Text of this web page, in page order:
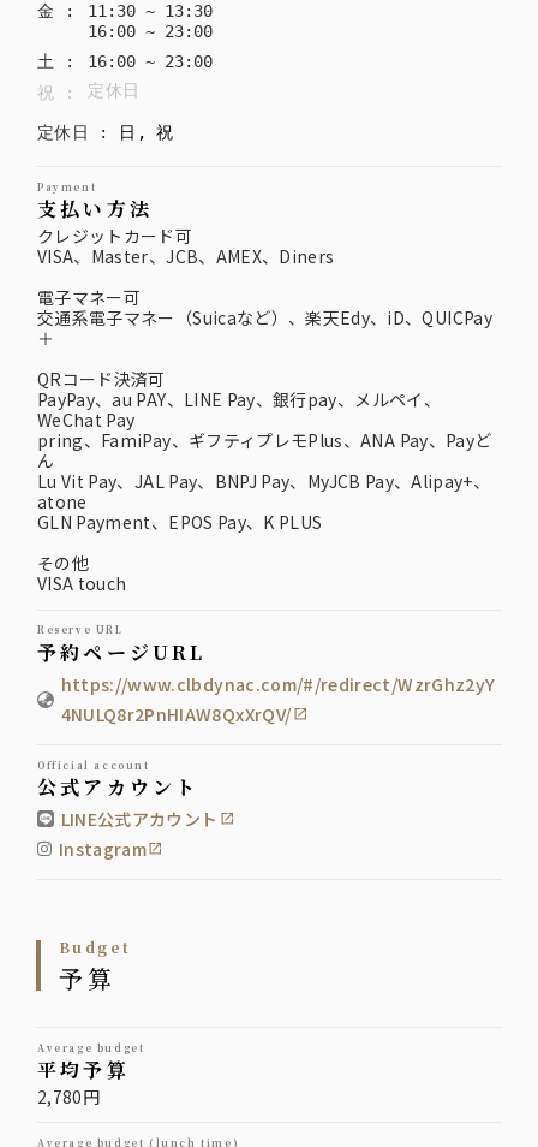
金 : 11 : 30 ~ 13: 30
16: 00 ~ 23: 00
土 : 16: 00 ~ 23: 00
祝 : 定休日
定休日 : 日, 祝
payment
支払い方法
クレジットカード可
VISA、Master、JCB、AMEX、Diners
電子マネー可
交通系電子マネー（Suicaなど）、楽天Edy、iD、QUICPay
＋
QRコード決済可
PayPay、au PAY、LINE Pay、銀行pay、メルペイ、
WeChat Pay
pring、FamiPay、ギフティプレモPlus、ANA Pay、Payど
ん
Lu Vit Pay、JAL Pay、BNPJ Pay、MyJCB Pay、Alipay+、
atone
GLN Payment、EPOS Pay、K PLUS
その他
VISA touch
reserve URL
予約ページURL
https://www.clbdynac.com/#/redirect/WzrGhz2yY
4NULQ8r2PnHIAW8QxXrQV/
official account
公式アカウント
LINE公式アカウント
Instagram
budget
予算
average budget
平均予算
2,780円
average budget (lunch time)